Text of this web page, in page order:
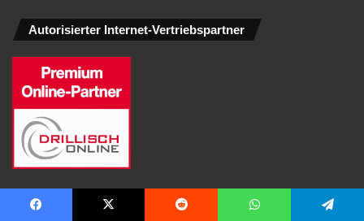
Autorisierter Internet-Vertriebspartner
Web-Tipp